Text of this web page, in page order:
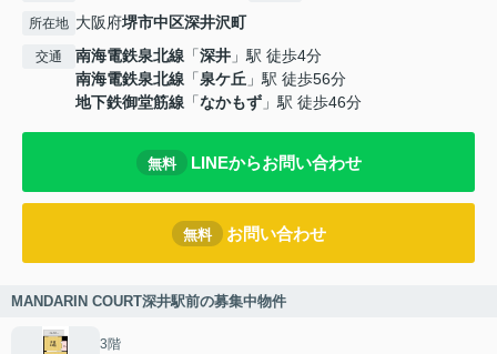
所在地 大阪府堺市中区深井沢町
交通 南海電鉄泉北線 「深井 」駅 徒歩4分
南海電鉄泉北線 「泉ケ丘 」駅 徒歩56分
地下鉄御堂筋線 「なかもず 」駅 徒歩46分
無料 LINEからお問い合わせ
無料 お問い合わせ
MANDARIN COURT深井駅前の募集中物件
3階